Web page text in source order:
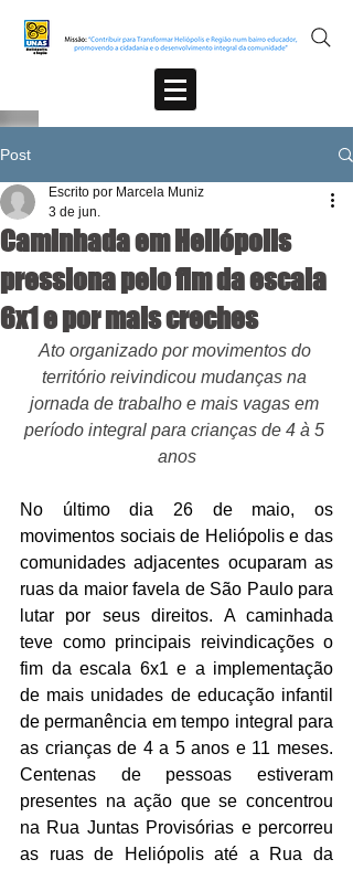
Post
Caminhada em Heliópolis
pressiona pelo fim da escala
6x1 e por mais creches
Escrito por Marcela Muniz
3 de jun.
Ato organizado por movimentos do
território reivindicou mudanças na
jornada de trabalho e mais vagas em
período integral para crianças de 4 à 5
anos
No último dia 26 de maio, os
movimentos sociais de Heliópolis e das
comunidades adjacentes ocuparam as
ruas da maior favela de São Paulo para
lutar por seus direitos. A caminhada
teve como principais reivindicações o
fim da escala 6x1 e a implementação
de mais unidades de educação infantil
de permanência em tempo integral para
as crianças de 4 a 5 anos e 11 meses.
Centenas de pessoas estiveram
presentes na ação que se concentrou
na Rua Juntas Provisórias e percorreu
as ruas de Heliópolis até a Rua da